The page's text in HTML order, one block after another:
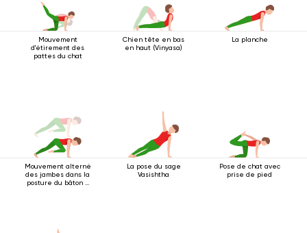
Mouvement
d'étirement des
pattes du chat
Chien tête en bas
en haut (Vinyasa)
La planche
Mouvement alterné
des jambes dans la
posture du bâton à
La pose du sage
Vasishtha
Pose de chat avec
prise de pied